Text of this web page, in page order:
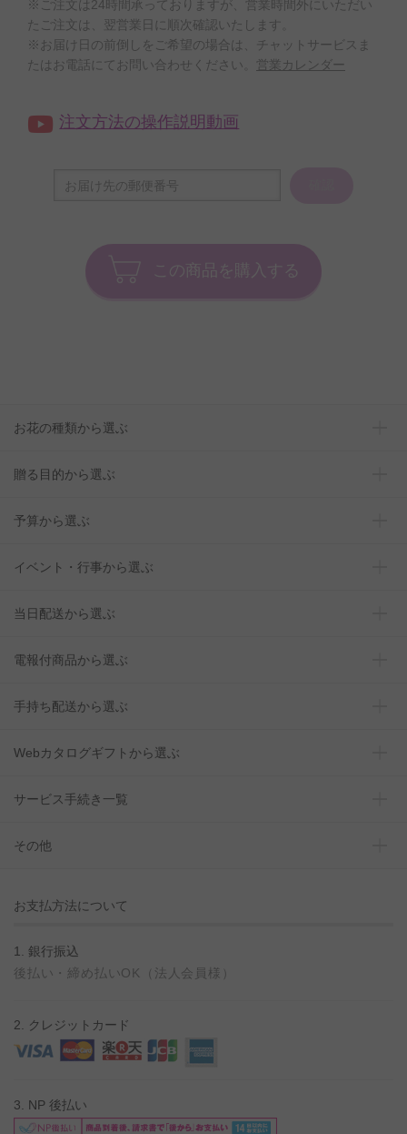
※ご注文は24時間承っておりますが、営業時間外にいただい
たご注文は、翌営業日に順次確認いたします。
※お届け日の前倒しをご希望の場合は、チャットサービスま
たはお電話にてお問い合わせください。
営業カレンダー
注文方法の操作説明動画
この商品を購入する
お花の種類から選ぶ
贈る目的から選ぶ
予算から選ぶ
イベント・行事から選ぶ
当日配送から選ぶ
電報付商品から選ぶ
手持ち配送から選ぶ
Webカタログギフトから選ぶ
サービス手続き一覧
その他
お支払方法について
1. 銀行振込
後払い・締め払いOK（法人会員様）
2. クレジットカード
3. NP 後払い